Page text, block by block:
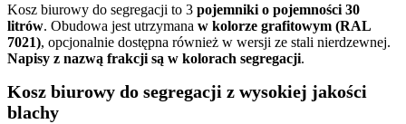
Kosz biurowy do segregacji to 3 pojemniki o pojemności 30
litrów. Obudowa jest utrzymana w kolorze grafitowym (RAL
7021), opcjonalnie dostępna również w wersji ze stali nierdzewnej.
Napisy z nazwą frakcji są w kolorach segregacji.
Kosz biurowy do segregacji z wysokiej jakości
blachy